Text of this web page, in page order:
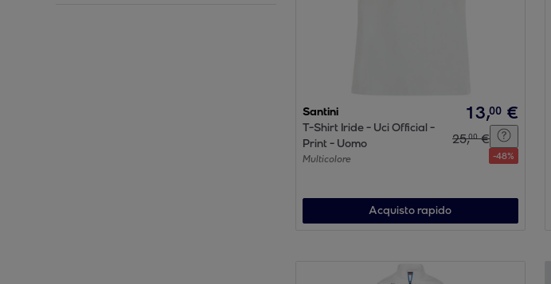
Santini
T-Shirt Iride - Uci Official -
Print - Uomo
Multicolore
13,00 €
25,00 €
-48%
Acquisto rapido